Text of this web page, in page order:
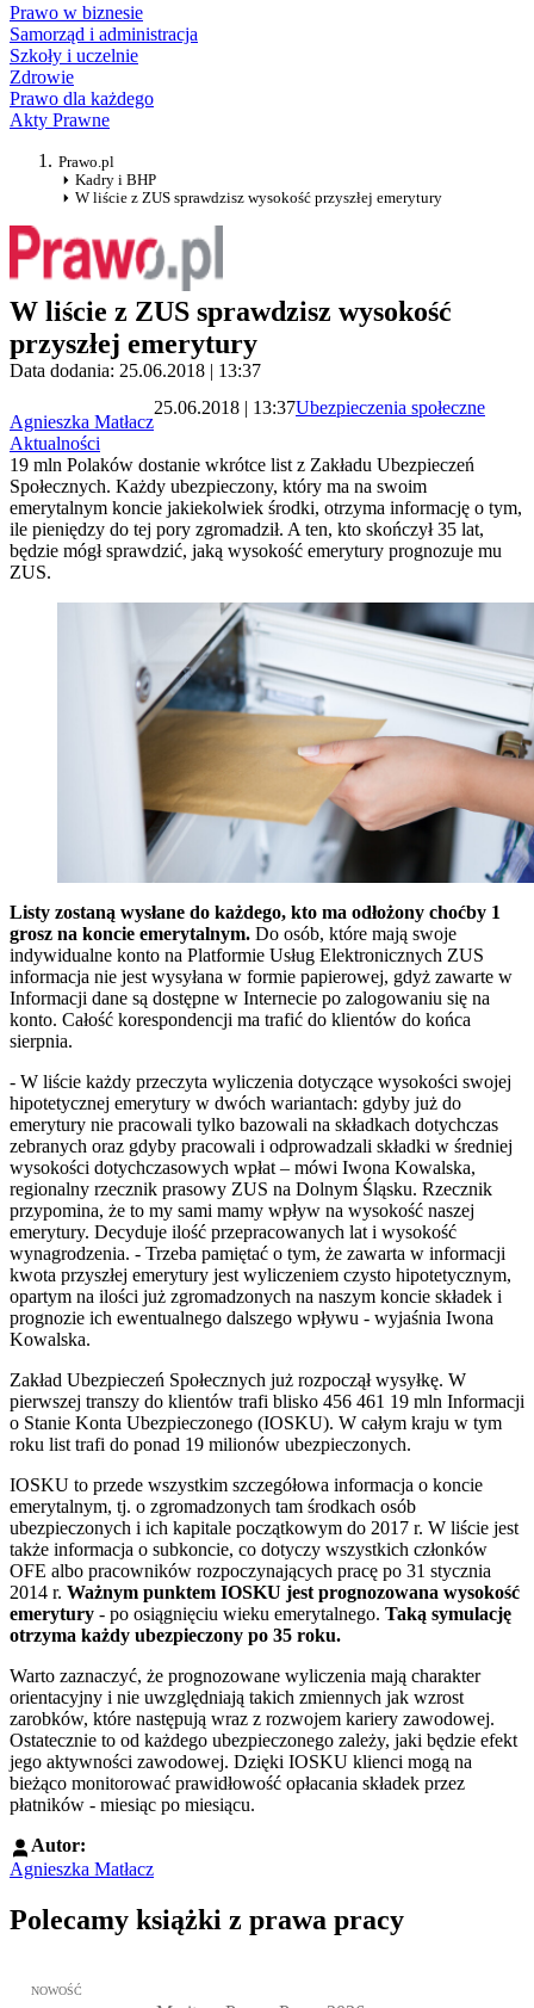
Prawo w biznesie
Samorząd i administracja
Szkoły i uczelnie
Zdrowie
Prawo dla każdego
Akty Prawne
Prawo.pl
Kadry i BHP
W liście z ZUS sprawdzisz wysokość przyszłej emerytury
W liście z ZUS sprawdzisz wysokość
przyszłej emerytury
Data dodania: 25.06.2018 | 13:37
Agnieszka Matłacz
25.06.2018 | 13:37Ubezpieczenia społeczne
Aktualności
19 mln Polaków dostanie wkrótce list z Zakładu Ubezpieczeń
Społecznych. Każdy ubezpieczony, który ma na swoim
emerytalnym koncie jakiekolwiek środki, otrzyma informację o tym,
ile pieniędzy do tej pory zgromadził. A ten, kto skończył 35 lat,
będzie mógł sprawdzić, jaką wysokość emerytury prognozuje mu
ZUS.
Listy zostaną wysłane do każdego, kto ma odłożony choćby 1
grosz na koncie emerytalnym. Do osób, które mają swoje
indywidualne konto na Platformie Usług Elektronicznych ZUS
informacja nie jest wysyłana w formie papierowej, gdyż zawarte w
Informacji dane są dostępne w Internecie po zalogowaniu się na
konto. Całość korespondencji ma trafić do klientów do końca
sierpnia.
- W liście każdy przeczyta wyliczenia dotyczące wysokości swojej
hipotetycznej emerytury w dwóch wariantach: gdyby już do
emerytury nie pracowali tylko bazowali na składkach dotychczas
zebranych oraz gdyby pracowali i odprowadzali składki w średniej
wysokości dotychczasowych wpłat – mówi Iwona Kowalska,
regionalny rzecznik prasowy ZUS na Dolnym Śląsku. Rzecznik
przypomina, że to my sami mamy wpływ na wysokość naszej
emerytury. Decyduje ilość przepracowanych lat i wysokość
wynagrodzenia. - Trzeba pamiętać o tym, że zawarta w informacji
kwota przyszłej emerytury jest wyliczeniem czysto hipotetycznym,
opartym na ilości już zgromadzonych na naszym koncie składek i
prognozie ich ewentualnego dalszego wpływu - wyjaśnia Iwona
Kowalska.
Zakład Ubezpieczeń Społecznych już rozpoczął wysyłkę. W
pierwszej transzy do klientów trafi blisko 456 461 19 mln Informacji
o Stanie Konta Ubezpieczonego (IOSKU). W całym kraju w tym
roku list trafi do ponad 19 milionów ubezpieczonych.
IOSKU to przede wszystkim szczegółowa informacja o koncie
emerytalnym, tj. o zgromadzonych tam środkach osób
ubezpieczonych i ich kapitale początkowym do 2017 r. W liście jest
także informacja o subkoncie, co dotyczy wszystkich członków
OFE albo pracowników rozpoczynających pracę po 31 stycznia
2014 r. Ważnym punktem IOSKU jest prognozowana wysokość
emerytury - po osiągnięciu wieku emerytalnego. Taką symulację
otrzyma każdy ubezpieczony po 35 roku.
Warto zaznaczyć, że prognozowane wyliczenia mają charakter
orientacyjny i nie uwzględniają takich zmiennych jak wzrost
zarobków, które następują wraz z rozwojem kariery zawodowej.
Ostatecznie to od każdego ubezpieczonego zależy, jaki będzie efekt
jego aktywności zawodowej. Dzięki IOSKU klienci mogą na
bieżąco monitorować prawidłowość opłacania składek przez
płatników - miesiąc po miesiącu.
Autor:
Agnieszka Matłacz
Polecamy książki z prawa pracy
Przejdź do: Meritum Prawo Pracy 2026, Kazimierz Jaśkowski -
NOWOŚĆ